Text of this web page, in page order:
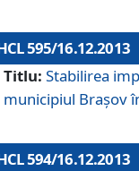
595/16.12.2013
Titlu: Stabilirea
municipiul Braşov
594/16.12.2013